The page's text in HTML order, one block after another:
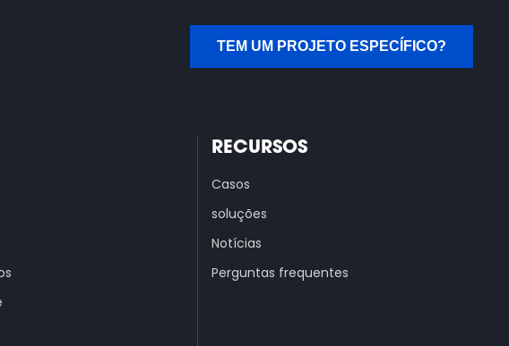
TEM UM PROJETO ESPECÍFICO?
RECURSOS
Casos
soluções
Notícias
Perguntas frequentes